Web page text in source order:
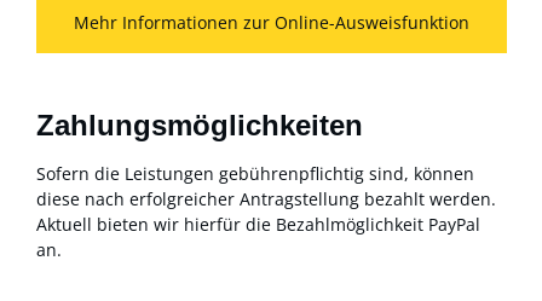
Mehr Informationen zur Online-Ausweisfunktion
Zahlungsmöglichkeiten
Sofern die Leistungen gebührenpflichtig sind, können
diese nach erfolgreicher Antragstellung bezahlt werden.
Aktuell bieten wir hierfür die Bezahlmöglichkeit PayPal
an.